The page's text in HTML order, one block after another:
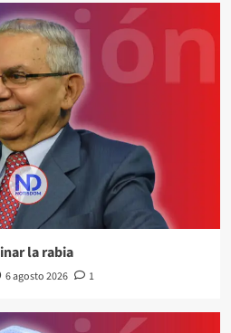
la rabia
6 agosto 2026 1